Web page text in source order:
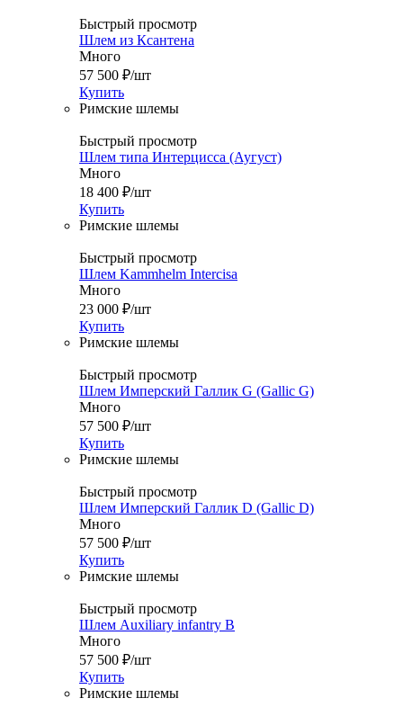
Быстрый просмотр
Шлем из Ксантена
Много
57 500 ₽/шт
Купить
Римские шлемы
Быстрый просмотр
Шлем типа Интерцисса (Аугуст)
Много
18 400 ₽/шт
Купить
Римские шлемы
Быстрый просмотр
Шлем Kammhelm Intercisa
Много
23 000 ₽/шт
Купить
Римские шлемы
Быстрый просмотр
Шлем Имперский Галлик G (Gallic G)
Много
57 500 ₽/шт
Купить
Римские шлемы
Быстрый просмотр
Шлем Имперский Галлик D (Gallic D)
Много
57 500 ₽/шт
Купить
Римские шлемы
Быстрый просмотр
Шлем Auxiliary infantry B
Много
57 500 ₽/шт
Купить
Римские шлемы